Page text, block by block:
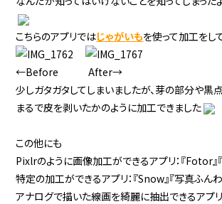
こちらのアプリではじゃがいもを使って加工をし
←Before After→
少しガタガタしてしまいましたが、芽の部分や黒
まるで皮を剥いたかのように加工できました
この他にも
Pixlrのように画像加工ができるアプリ：『Fotor』
特定の加工ができるアプリ：『Snow』『写真ふんわ
アナログで描いた線画を綺麗に抽出できるアプリ